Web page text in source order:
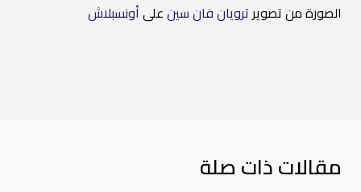
الصورة من تصويرترويان فان سينعلىأونسبلاش
مقالات ذات صلة